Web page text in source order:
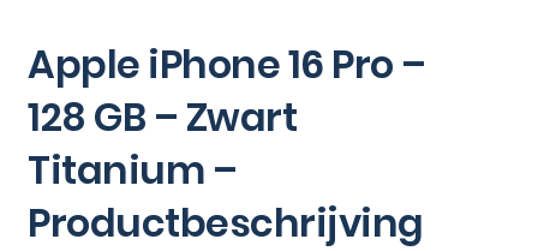
Apple iPhone 16 Pro –
128 GB – Zwart
Titanium –
Productbeschrijving